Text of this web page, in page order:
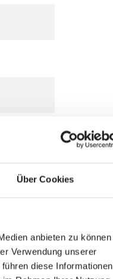
Über Cookies
anbieten zu können
Verwendung unserer
diese Informationen